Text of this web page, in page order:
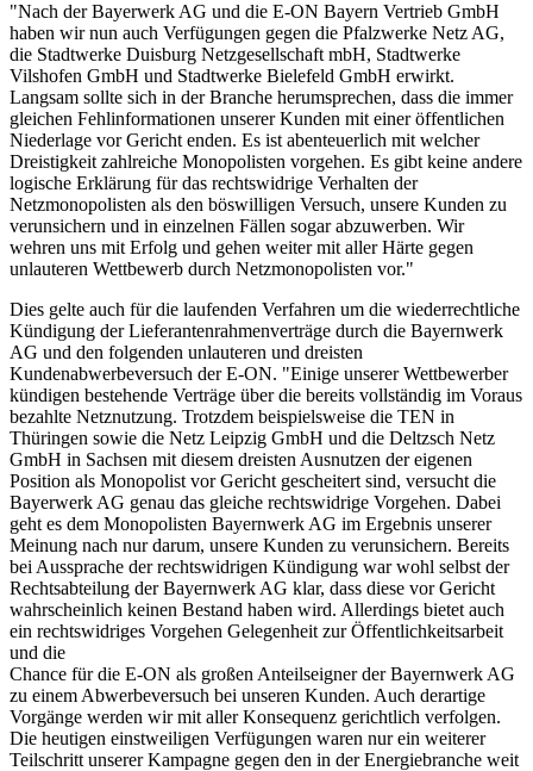
"Nach der Bayerwerk AG und die E-ON Bayern Vertrieb GmbH
haben wir nun auch Verfügungen gegen die Pfalzwerke Netz AG,
die Stadtwerke Duisburg Netzgesellschaft mbH, Stadtwerke
Vilshofen GmbH und Stadtwerke Bielefeld GmbH erwirkt.
Langsam sollte sich in der Branche herumsprechen, dass die immer
gleichen Fehlinformationen unserer Kunden mit einer öffentlichen
Niederlage vor Gericht enden. Es ist abenteuerlich mit welcher
Dreistigkeit zahlreiche Monopolisten vorgehen. Es gibt keine andere
logische Erklärung für das rechtswidrige Verhalten der
Netzmonopolisten als den böswilligen Versuch, unsere Kunden zu
verunsichern und in einzelnen Fällen sogar abzuwerben. Wir
wehren uns mit Erfolg und gehen weiter mit aller Härte gegen
unlauteren Wettbewerb durch Netzmonopolisten vor."
Dies gelte auch für die laufenden Verfahren um die wiederrechtliche
Kündigung der Lieferantenrahmenverträge durch die Bayernwerk
AG und den folgenden unlauteren und dreisten
Kundenabwerbeversuch der E-ON. "Einige unserer Wettbewerber
kündigen bestehende Verträge über die bereits vollständig im Voraus
bezahlte Netznutzung. Trotzdem beispielsweise die TEN in
Thüringen sowie die Netz Leipzig GmbH und die Deltzsch Netz
GmbH in Sachsen mit diesem dreisten Ausnutzen der eigenen
Position als Monopolist vor Gericht gescheitert sind, versucht die
Bayerwerk AG genau das gleiche rechtswidrige Vorgehen. Dabei
geht es dem Monopolisten Bayernwerk AG im Ergebnis unserer
Meinung nach nur darum, unsere Kunden zu verunsichern. Bereits
bei Aussprache der rechtswidrigen Kündigung war wohl selbst der
Rechtsabteilung der Bayernwerk AG klar, dass diese vor Gericht
wahrscheinlich keinen Bestand haben wird. Allerdings bietet auch
ein rechtswidriges Vorgehen Gelegenheit zur Öffentlichkeitsarbeit
und die
Chance für die E-ON als großen Anteilseigner der Bayernwerk AG
zu einem Abwerbeversuch bei unseren Kunden. Auch derartige
Vorgänge werden wir mit aller Konsequenz gerichtlich verfolgen.
Die heutigen einstweiligen Verfügungen waren nur ein weiterer
Teilschritt unserer Kampagne gegen den in der Energiebranche weit